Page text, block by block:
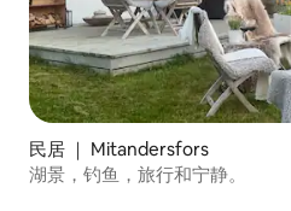
民居 ｜ Mitandersfors
湖景，钓鱼，旅行和宁静。